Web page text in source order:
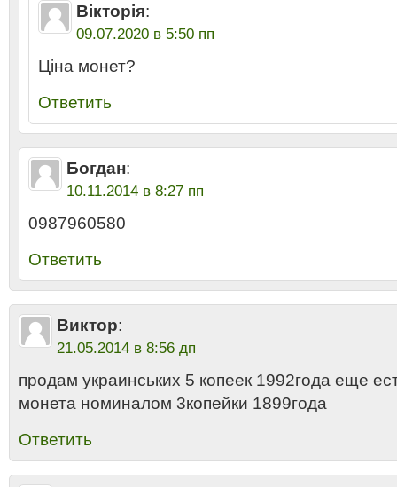
Вікторія:
09.07.2020 в 5:50 пп
Ціна монет?
Ответить
Богдан:
10.11.2014 в 8:27 пп
0987960580
Ответить
Виктор:
21.05.2014 в 8:56 дп
продам украинських 5 копеек 1992года еще
монета номиналом 3копейки 1899года
Ответить